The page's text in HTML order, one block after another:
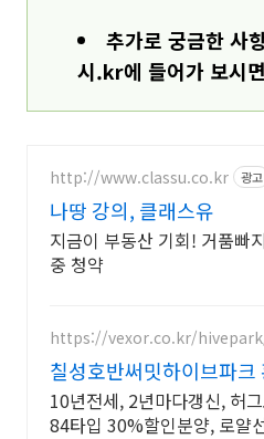
추가로 궁금한 사
시.kr에 들어가 보시
http://www.classu.co.kr 광고
나땅 강의, 클래스유
지금이 부동산 기회! 거품빠지는 부동산 종, 67% 할인
중 청약
https://vexor.co.kr/
칠성호반써밋하이브파크
관 10년 전세임대
10년전세, 2년마다갱신, 허
84타입 30%할인분양, 로얄